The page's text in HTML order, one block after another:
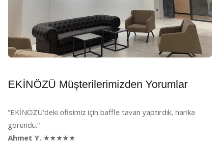
EKİNÖZÜ Müşterilerimizden Yorumlar
“EKİNÖZÜ'deki ofisimiz için baffle tavan yaptırdık, harika
göründü.”
Ahmet Y. ★★★★★